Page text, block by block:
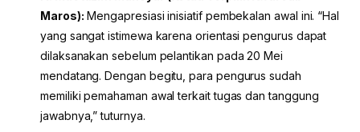
Maros): Mengapresiasi inisiatif pembekalan awal ini. “Hal
yang sangat istimewa karena orientasi pengurus dapat
dilaksanakan sebelum pelantikan pada 20 Mei
mendatang. Dengan begitu, para pengurus sudah
memiliki pemahaman awal terkait tugas dan tanggung
jawabnya,” tuturnya.